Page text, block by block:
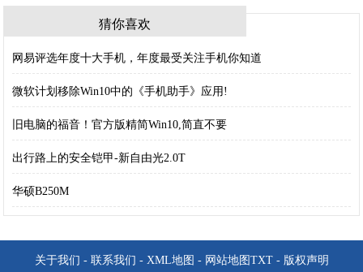
猜你喜欢
网易评选年度十大手机，年度最受关注手机你知道
微软计划移除Win10中的《手机助手》应用!
旧电脑的福音！官方版精简Win10,简直不要
出行路上的安全铠甲-新自由光2.0T
华硕B250M
关于我们 - 联系我们 - XML地图 - 网站地图 TXT- 版权声明